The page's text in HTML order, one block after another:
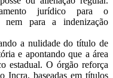
jurídico para o
nem para a indenização
a nulidade do título de
e apontando que a área
estadual. O órgão reforça
Incra, baseadas em títulos